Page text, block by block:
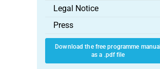
Legal Notice
Press
Download the free programme manual
as a .pdf file